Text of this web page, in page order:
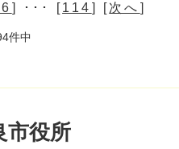
] ･･･ [114 ] [次へ ]
件中
市役所